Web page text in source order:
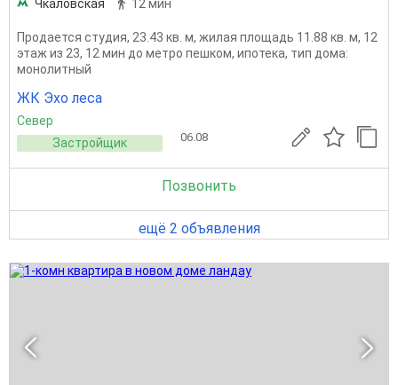
Чкаловская
12 мин
Продается студия, 23.43 кв. м, жилая площадь 11.88 кв. м, 12
этаж из 23, 12 мин до метро пешком, ипотека, тип дома:
монолитный
ЖК Эхо леса
Север
Застройщик
06.08
Позвонить
ещё 2 объявления